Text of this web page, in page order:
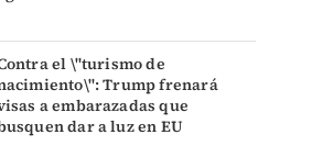
el \"turismo de
Trump frenará
a embarazadas que
dar a luz en EU